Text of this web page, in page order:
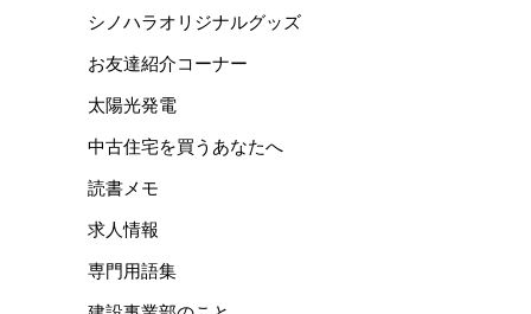
シノハラオリジナルグッズ
お友達紹介コーナー
太陽光発電
中古住宅を買うあなたへ
読書メモ
求人情報
専門用語集